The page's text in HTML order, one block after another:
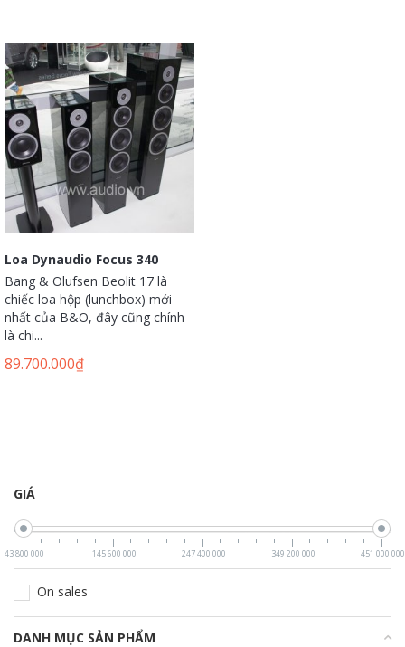
Loa Dynaudio Focus 340
Bang & Olufsen Beolit 17 là
chiếc loa hộp (lunchbox) mới
nhất của B&O, đây cũng chính
là chi...
89.700.000₫
GIÁ
43 800 000 145 600 000 247 400 000 349 200 000 451 000 000
On sales
DANH MỤC SẢN PHẨM